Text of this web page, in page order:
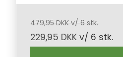
479,95 DKK v/ 6 stk.
229,95 DKK v/ 6 stk.